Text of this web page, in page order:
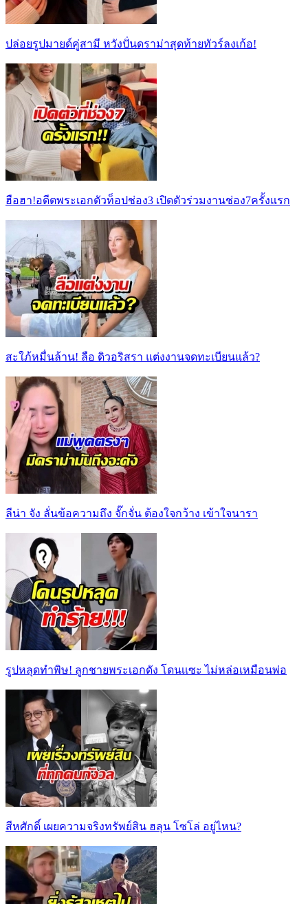
ปล่อยรูปมายด์คู่สามี หวังปั่นดราม่าสุดท้ายทัวร์ลงเก้อ!
ฮือฮา!อดีตพระเอกตัวท็อปช่อง3 เปิดตัวร่วมงานช่อง7ครั้งแรก
สะใภ้หมื่นล้าน! ลือ ดิวอริสรา แต่งงานจดทะเบียนแล้ว?
ลีน่า จัง ลั่นข้อความถึง จั๊กจั่น ต้องใจกว้าง เข้าใจนารา
รูปหลุดทำพิษ! ลูกชายพระเอกดัง โดนเเซะ ไม่หล่อเหมือนพ่อ
สีหศักดิ์ เผยความจริงทรัพย์สิน ฮลุน โซโล่ อยู่ไหน?